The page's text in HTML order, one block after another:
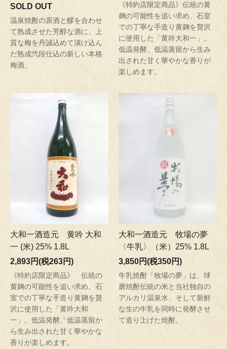
SOLD OUT
温泉焼酎の原酒と醪を合わせ
て熟成させた芳醇な酒に、上
質な梅を丹誠込めて漬け込ん
だ熟成弐段仕込の新しい本格
梅酒。
《特約店限定商品》伝統の黄
麹の可能性を追い求め、石室
での丁寧な手造り黄麹を贅沢
に使用した「黄吟大和一」。
低温発酵、低温蒸留から生み
出された甘く華やかな香りが
楽しめます。
大和一酒造元 黄吟 大和
一 (米) 25% 1.8L
2,893円(税263円)
《特約店限定商品》 伝統の
黄麹の可能性を追い求め、石
室での丁寧な手造り黄麹を贅
沢に使用した「黄吟大和
一」。低温発酵、低温蒸留か
ら生み出された甘く華やかな
香りが楽しめます。
大和一酒造元 牧場の夢
〈牛乳〉（米）25% 1.8L
3,850円(税350円)
牛乳焼酎「牧場の夢」は、球
磨焼酎伝統の米と当社独自の
アルカリ温泉水、そして新鮮
な生の牛乳を同時に発酵させ
て造り上げた焼酎。